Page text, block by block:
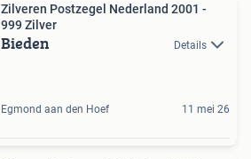
Zilveren Postzegel Nederland 2001 -
999 Zilver
Bieden Details
Egmond aan den Hoef 11 mei 26